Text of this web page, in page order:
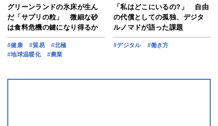
グリーンランドの氷床が生ん
だ「サプリの粒」 微細な砂
は食料危機の鍵になり得るか
#健康 #貿易
#北極
#地球温暖化
#農業
「私はどこにいるの?」 自由
の代償としての孤独、デジタ
ルノマドが語った課題
#デジタル #働き方